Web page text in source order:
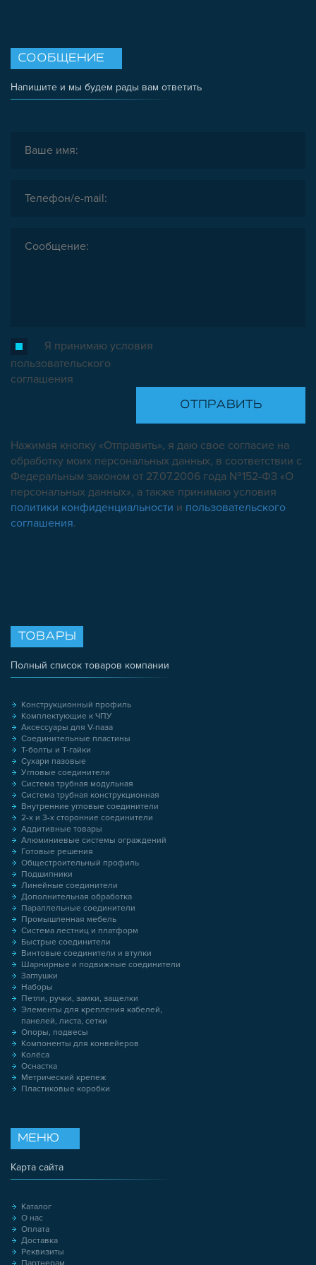
СООБЩЕНИЕ
Напишите и мы будем рады вам ответить
Я принимаю условия
пользовательского
соглашения
Нажимая кнопку «Отправить», я даю свое согласие на
обработку моих персональных данных, в соответствии с
Федеральным законом от 27.07.2006 года №152-ФЗ «О
персональных данных», а также принимаю условия
политики конфиденциальности и пользовательского
соглашения.
ТОВАРЫ
Полный список товаров компании
Конструкционный профиль
Комплектующие к ЧПУ
Аксессуары для V-паза
Соединительные пластины
Т-болты и Т-гайки
Сухари пазовые
Угловые соединители
Система трубная модульная
Система трубная конструкционная
Внутренние угловые соединители
2-х и 3-х сторонние соединители
Аддитивные товары
Алюминиевые системы ограждений
Готовые решения
Общестроительный профиль
Подшипники
Линейные соединители
Дополнительная обработка
Параллельные соединители
Промышленная мебель
Система лестниц и платформ
Быстрые соединители
Винтовые соединители и втулки
Шарнирные и подвижные соединители
Заглушки
Наборы
Петли, ручки, замки, защелки
Элементы для крепления кабелей,
панелей, листа, сетки
Опоры, подвесы
Компоненты для конвейеров
Колёса
Оснастка
Метрический крепеж
Пластиковые коробки
МЕНЮ
Карта сайта
Каталог
О нас
Оплата
Доставка
Реквизиты